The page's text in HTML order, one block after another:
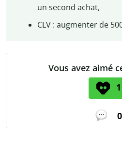
un second achat,
CLV : augmenter de
Vous avez aimé
1
0